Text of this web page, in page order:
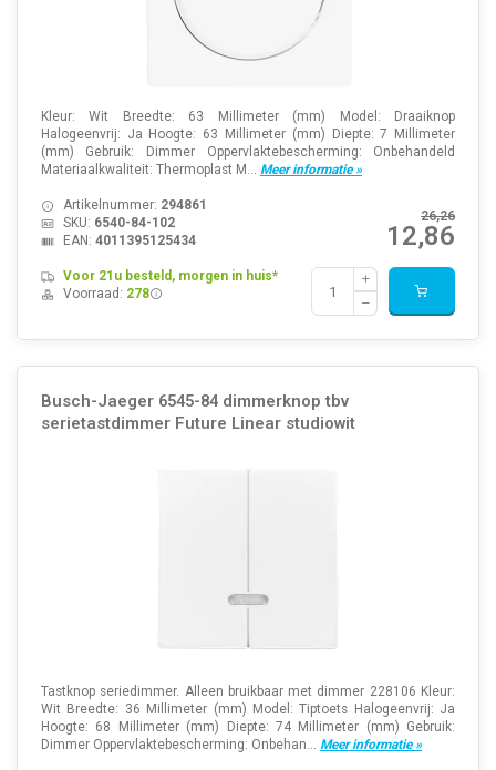
Kleur: Wit Breedte: 63 Millimeter (mm) Model: Draaiknop
Halogeenvrij: Ja Hoogte: 63 Millimeter (mm) Diepte: 7 Millimeter
(mm) Gebruik: Dimmer Oppervlaktebescherming: Onbehandeld
Materiaalkwaliteit: Thermoplast M... Meer informatie »
26,26
12,86
Artikelnummer: 294861
SKU: 6540-84-102
EAN: 4011395125434
Voor 21u besteld, morgen in huis*
Voorraad: 278
Busch-Jaeger 6545-84 dimmerknop tbv
serietastdimmer Future Linear studiowit
Tastknop seriedimmer. Alleen bruikbaar met dimmer 228106 Kleur:
Wit Breedte: 36 Millimeter (mm) Model: Tiptoets Halogeenvrij: Ja
Hoogte: 68 Millimeter (mm) Diepte: 74 Millimeter (mm) Gebruik:
Dimmer Oppervlaktebescherming: Onbehan... Meer informatie »